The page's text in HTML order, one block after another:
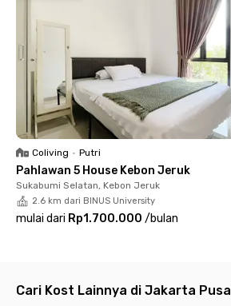
booking kost Bendungan Hilir yang
lengkap ini.
Coliving • Putri
Pahlawan 5 House Kebon Jeruk
Sukabumi Selatan, Kebon Jeruk
2.6 km dari BINUS University
mulai dari Rp1.700.000 /bulan
Cari Kost Lainnya di Jakarta